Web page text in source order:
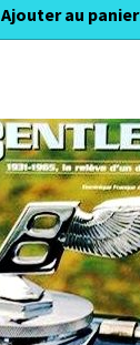
Ajouter au panier